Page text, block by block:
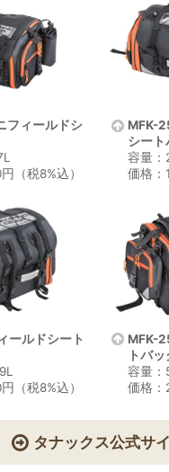
フィールドシ
（税8%込）
MFK-
シート
容量：
価格：
ールドシート
（税8%込）
MFK-
トバ
容量：
価格：
タナックス公式サ